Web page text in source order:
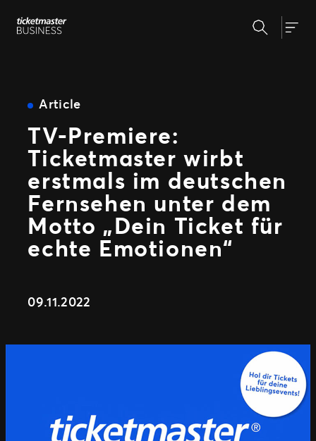
Zum
Inhalt
Unsere Lösungen
Ticketverkauf
Marketing und Auswertung
Partnerschaft mit Experten
Fan Experience
WEITERE PARTNERSCHAFTSMÖGLICHKEITEN
Warum Ticketmaster
Unsere Geschichte
Unsere Kunden
Support
Suchen
Article
TV-Premiere:
Ticketmaster wirbt
erstmals im deutschen
Fernsehen unter dem
Motto „Dein Ticket für
echte Emotionen“
09.11.2022